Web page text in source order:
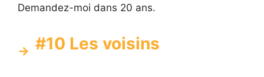
Demandez-moi dans 20 ans.
#10 Les voisins